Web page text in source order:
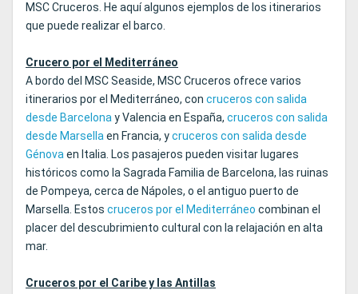
MSC Cruceros. He aquí algunos ejemplos de los itinerarios
que puede realizar el barco.
Crucero por el Mediterráneo
A bordo del MSC Seaside, MSC Cruceros ofrece varios
itinerarios por el Mediterráneo, con cruceros con salida
desde Barcelonay Valencia en España, cruceros con salida
desde Marsellaen Francia, ycruceros con salida desde
Génovaen Italia. Los pasajeros pueden visitar lugares
históricos como la Sagrada Familia de Barcelona, las ruinas
de Pompeya, cerca de Nápoles, o el antiguo puerto de
Marsella. Estos cruceros por el Mediterráneo combinan el
placer del descubrimiento cultural con la relajación en alta
mar.
Cruceros por el Caribe y las Antillas